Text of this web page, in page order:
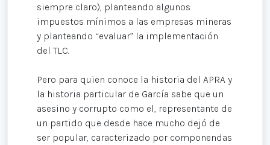
siempre claro), planteando algunos
impuestos mínimos a las empresas mineras
y planteando “evaluar” la implementación
del TLC.
Pero para quien conoce la historia del APRA y
la historia particular de García sabe que un
asesino y corrupto como el, representante de
un partido que desde hace mucho dejó de
ser popular, caracterizado por componendas